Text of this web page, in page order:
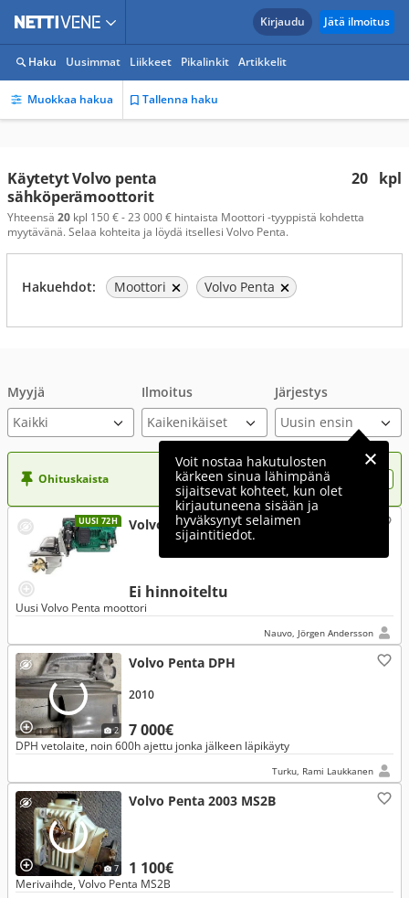
Kirjaudu Jätä ilmoitus
Haku Uusimmat Liikkeet Pikalinkit Artikkelit
Muokkaa hakua Tallenna haku
20 kpl
Käytetyt Volvo penta
sähköperämoottorit
Yhteensä 20 kpl 150 € - 23 000 € hintaista Moottori -tyyppistä kohdetta
myytävänä. Selaa kohteita ja löydä itsellesi Volvo Penta.
Hakuehdot: Moottori Volvo Penta
Myyjä Ilmoitus Järjestys
Voit nostaa hakutulosten
kärkeen sinua lähimpänä
sijaitsevat kohteet, kun olet
kirjautuneena sisään ja
hyväksynyt selaimen
sijaintitiedot.
Ohituskaista Nosta ilmoituksesi tähän?
UUSI 72H Volvo Penta
Ei hinnoiteltu
Uusi Volvo Penta moottori
Nauvo, Jörgen Andersson
2
Volvo Penta DPH
7 000€
2010
DPH vetolaite, noin 600h ajettu jonka jälkeen läpikäyty
Turku, Rami Laukkanen
7
Volvo Penta 2003 MS2B
1 100€
Merivaihde, Volvo Penta MS2B